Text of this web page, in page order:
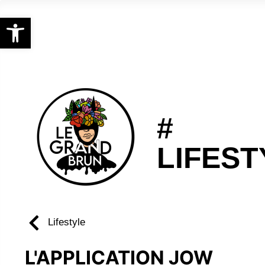
Ouvrir la barre d’outils
#
Lifestyle
L'APPLICATION JOW